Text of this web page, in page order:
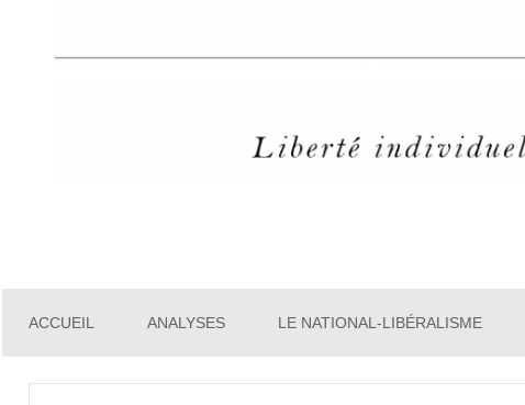
de
Lesquen
ACCUEIL ANALYSES LE NATIONAL-LIBÉRALISME